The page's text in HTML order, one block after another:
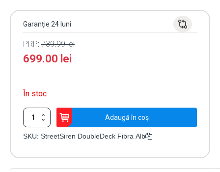
Garanție 24 luni
PRP: 739.99lei
699.00 lei
În stoc
Cantitate
Sirenă
cu
Adaugă în coș
SKU: StreetSiren DoubleDeck Fibra Alb